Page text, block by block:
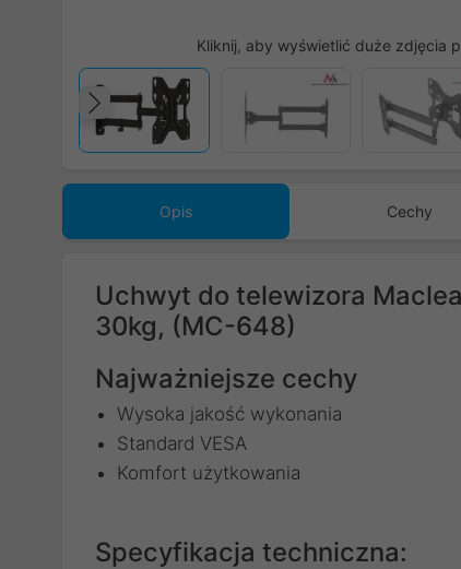
Kliknij, aby wyświetlić duże zdjęcia
Poprzedni
Opis Cechy
Uchwyt do telewizora
30kg, (MC-648)
Najważniejsze cechy
Wysoka jakość wykonania
Standard VESA
Komfort użytkowania
Specyfikacja techniczna: